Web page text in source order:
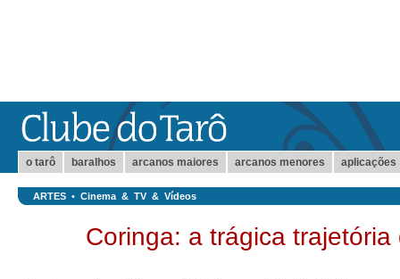
o tarô baralhos arcanos maiores arcanos menores aplicações
ARTES • Cinema & TV & Vídeos
Coringa: a trágica trajetória